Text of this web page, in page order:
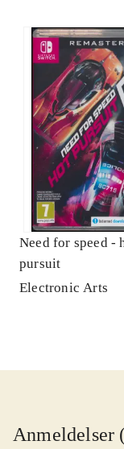
Need for speed -
pursuit
Electronic Arts
Anmeldelser